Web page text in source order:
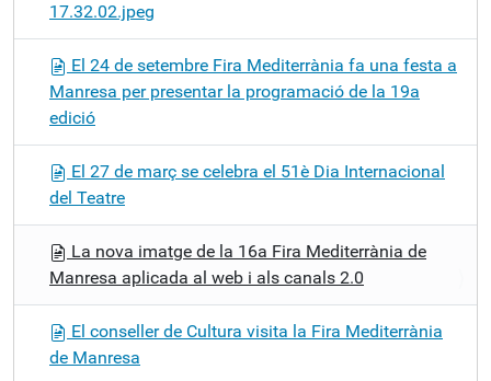
17.32.02.jpeg
El 24 de setembre Fira Mediterrània fa una festa a
Manresa per presentar la programació de la 19a
edició
El 27 de març se celebra el 51è Dia Internacional
del Teatre
La nova imatge de la 16a Fira Mediterrània de
Manresa aplicada al web i als canals 2.0
El conseller de Cultura visita la Fira Mediterrània
de Manresa